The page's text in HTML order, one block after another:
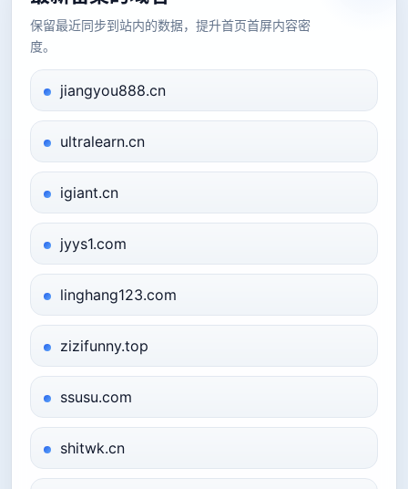
保留最近同步到站内的数据，提升首页首屏内容密
度。
jiangyou888.cn
ultralearn.cn
igiant.cn
jyys1.com
linghang123.com
zizifunny.top
ssusu.com
shitwk.cn